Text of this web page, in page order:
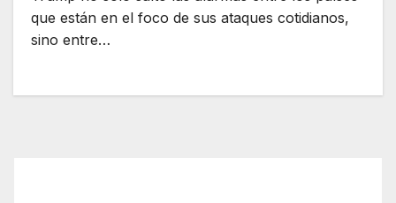
que están en el foco de sus ataques cotidianos,
sino entre…